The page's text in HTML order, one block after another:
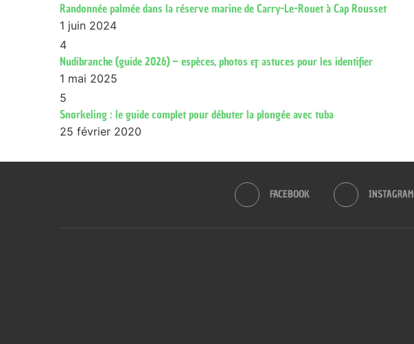
Randonnée palmée dans la réserve marine de Carry-Le-Rouet à Cap Rousset
1 juin 2024
4
Nudibranche (guide 2026) – espèces, photos & astuces pour les identifier
1 mai 2025
5
Snorkeling : le guide complet pour débuter la plongée avec tuba
25 février 2020
FACEBOOK INSTAGRAM